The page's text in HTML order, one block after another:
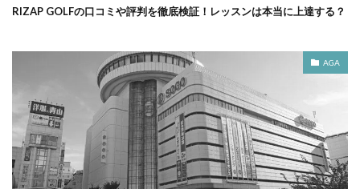
RIZAP GOLFの口コミや評判を徹底検証！レッスンは本当に上達する？
AGA